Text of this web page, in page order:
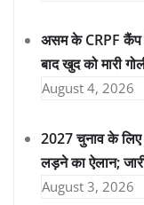
असम के CRPF कैंप में
बाद खुद को मारी
August 4, 2026
2027 चुनाव के
लड़ने का ऐलान;
August 3, 2026